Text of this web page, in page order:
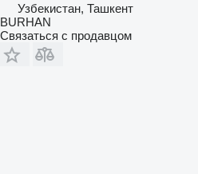
Узбекистан, Ташкент
BURHAN
Связаться с продавцом